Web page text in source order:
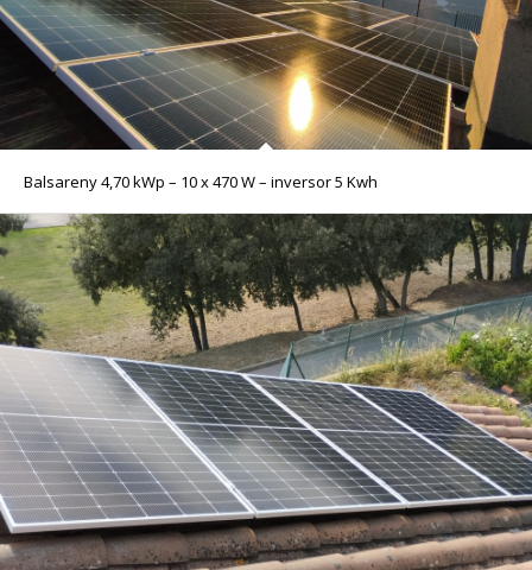
Balsareny 4,70 kWp – 10 x 470 W – inversor 5 Kwh